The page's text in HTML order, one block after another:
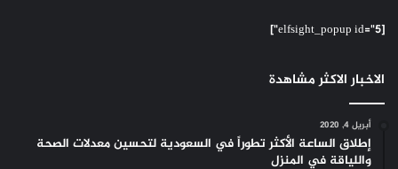
[elfsight_popup id="5"]
الاخبار الاكثر مشاهدة
أبريل 4, 2020
إطلاق الساعة الأكثر تطوراً في السعودية لتحسين معدلات الصحة
واللياقة في المنزل